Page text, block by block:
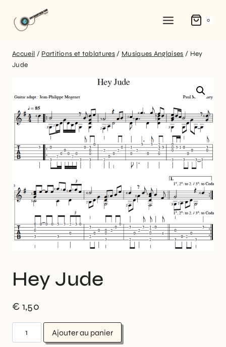
0
Accueil / Partitions et tablatures / Musiques Anglaises / Hey
Jude
Hey Jude
€ 1,50
Ajouter au panier